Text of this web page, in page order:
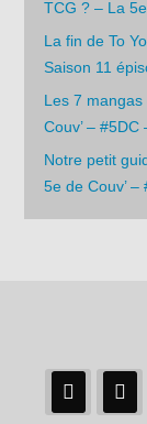
TCG ? – La
La fin de To
Saison 11
Les 7
Couv’ –
Notre petit
5e de Couv’